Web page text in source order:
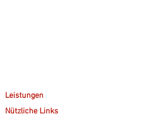
Leistungen
Nützliche Links